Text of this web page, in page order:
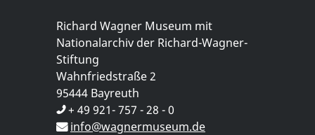
Richard Wagner Museum mit
Nationalarchiv der Richard-Wagner-
Stiftung
Wahnfriedstraße 2
95444 Bayreuth
+ 49 921- 757 - 28 - 0
info@wagnermuseum.de